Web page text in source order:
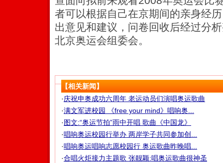
者可以根据自己在京期间的亲身经
出意见和建议，问卷回收后经过分
北京奥运会组委会。
【相关新闻】
·庆祝申奥成功六周年 老运动员们演唱奥运歌曲
·满文军进校园 《free your mind》唱响奥...
·图文:“奥运节拍”雨中开唱 歌曲《中国龙》
·唱响奥运校园行举办 两岸学子共同参加创...
·唱响奥运唱响志愿校园行 奥运歌曲昨晚唱...
·合唱火炬接力主题歌 张靓颖:唱奥运歌曲很神圣